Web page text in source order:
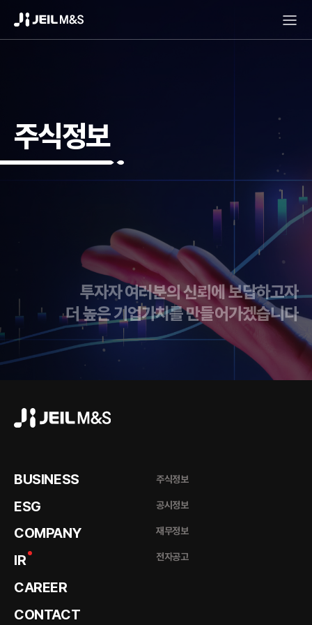
주식정보
투자자 여러분의 신뢰에 보답하고자
더 높은 기업가치를 만들어가겠습니다
BUSINESS
ESG
COMPANY
IR
CAREER
CONTACT
주식정보
공시정보
재무정보
전자공고